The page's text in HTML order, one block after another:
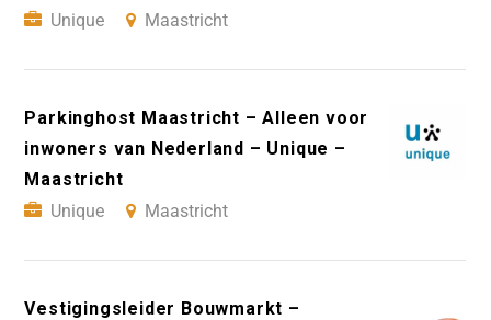
Unique
Maastricht
Parkinghost Maastricht – Alleen voor
inwoners van Nederland – Unique –
Maastricht
Unique
Maastricht
Vestigingsleider Bouwmarkt –